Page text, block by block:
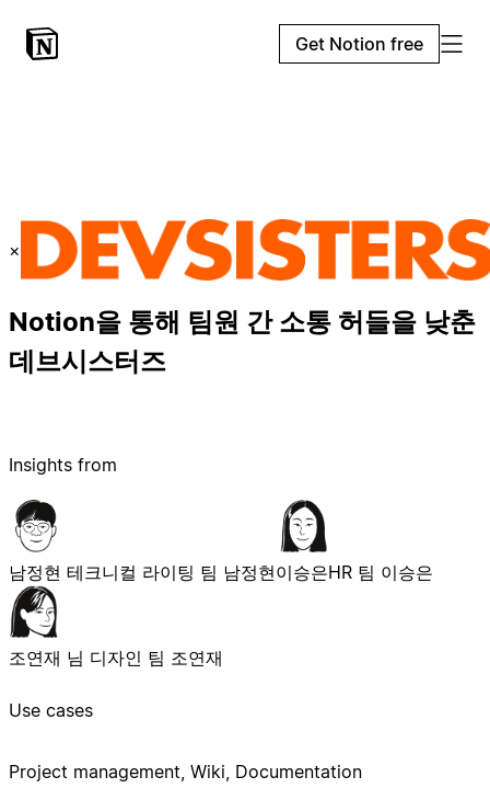
Get Notion free
×
Notion을 통해 팀원 간 소통 허들을 낮춘
데브시스터즈
Insights from
남정현 테크니컬 라이팅 팀 남정현이승은HR 팀 이승은
조연재 님 디자인 팀 조연재
Use cases
Project management, Wiki, Documentation